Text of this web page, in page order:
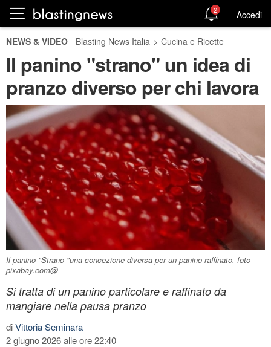
2 Accedi
NEWS & VIDEO Blasting News Italia > Cucina e Ricette
Il panino "strano" un idea di
pranzo diverso per chi lavora
Il panino "Strano "una concezione diversa per un panino raffinato. foto
pixabay.com@
Si tratta di un panino particolare e raffinato da
mangiare nella pausa pranzo
diVittoria Seminara
2 giugno 2026 alle ore 22:40